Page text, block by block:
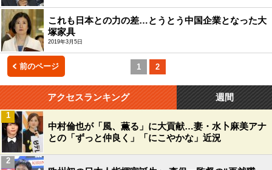
これも日本との力の差…とうとう中国企業となった大
塚家具
2019年3月5日
前のページ 1 2
アクセスランキング 週間
中村倫也が「風、薫る」に大貢献…妻・水卜麻美アナ
との「ずっと仲良く」「にこやかな」近況
1
2